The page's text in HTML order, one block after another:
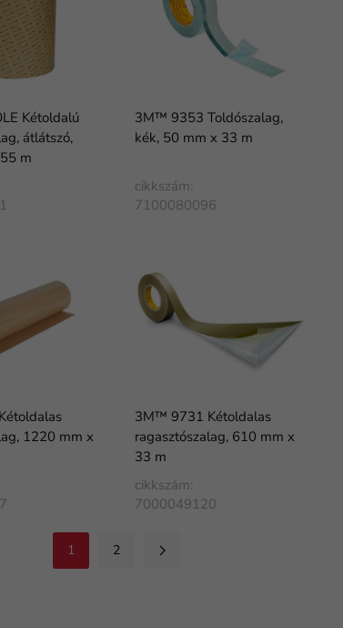
Kétoldalú
átlátszó,
m
3M™ 9353 Toldószalag,
kék, 50 mm x 33 m
cikkszám:
7100080096
1220 mm x
3M™ 9731 Kétoldalas
ragasztószalag, 610 mm x
33 m
cikkszám:
7000049120
1 2